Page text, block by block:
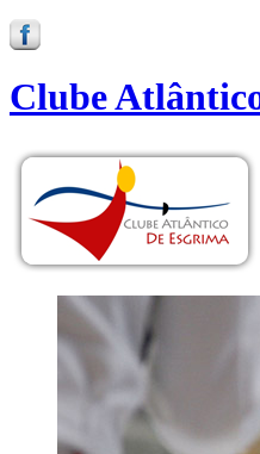
Clube